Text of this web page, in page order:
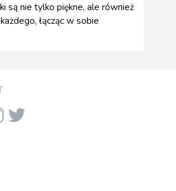
są nie tylko piękne, ale również
łącząc w sobie